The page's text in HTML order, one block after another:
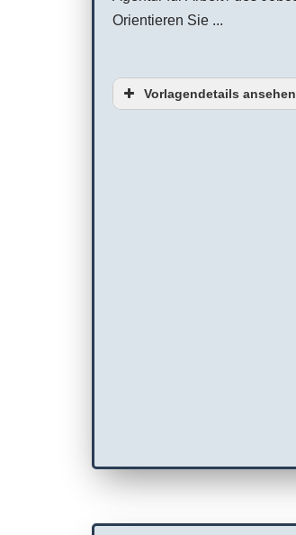
Vorlagendetails ansehen